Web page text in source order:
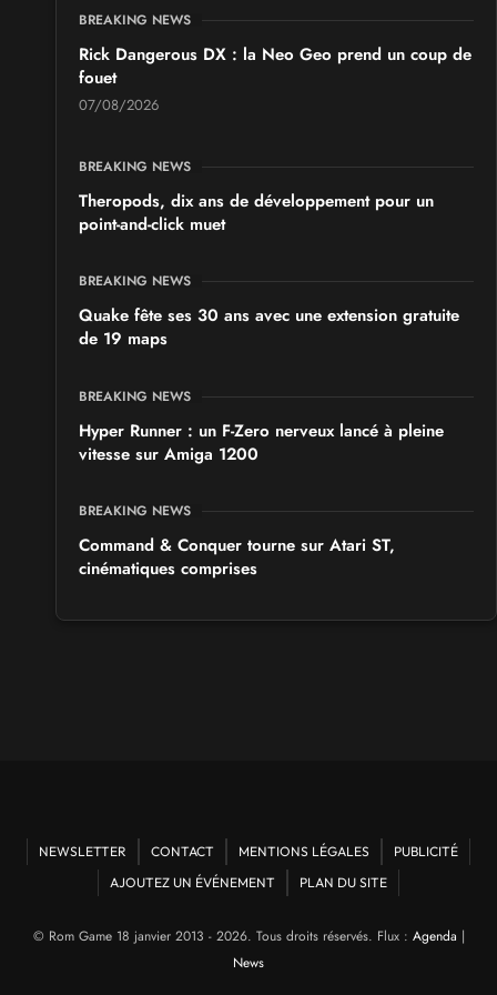
les 19 et 20 septembre 2026 - à Grigny
SALONS & CONVENTIONS GEEKS
Japan Manga Wave Colmar 2026
BREAKING NEWS
Rick Dangerous DX : la Neo Geo prend un coup de
fouet
07/08/2026
BREAKING NEWS
Theropods, dix ans de développement pour un
point-and-click muet
BREAKING NEWS
Quake fête ses 30 ans avec une extension gratuite
de 19 maps
BREAKING NEWS
Hyper Runner : un F-Zero nerveux lancé à pleine
vitesse sur Amiga 1200
BREAKING NEWS
Command & Conquer tourne sur Atari ST,
cinématiques comprises
NEWSLETTER CONTACT MENTIONS LÉGALES
PUBLICITÉ
AJOUTEZ UN ÉVÉNEMENT
PLAN DU SITE
© Rom Game 18 janvier 2013 - 2026. Tous droits réservés. Flux : Agenda |
News